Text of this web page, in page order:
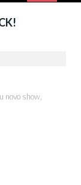
novo show,